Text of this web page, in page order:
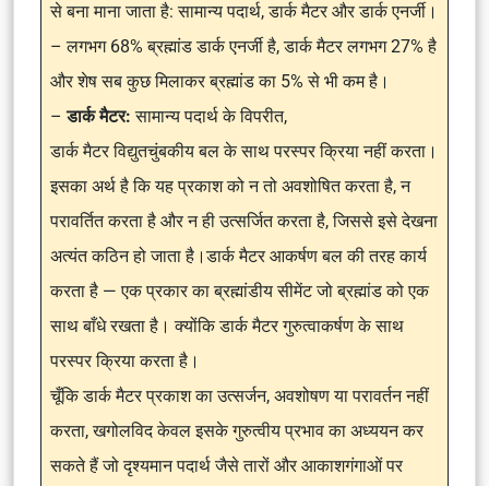
से बना माना जाता है: सामान्य पदार्थ, डार्क मैटर और डार्क एनर्जी।
– लगभग 68% ब्रह्मांड डार्क एनर्जी है, डार्क मैटर लगभग 27% है
और शेष सब कुछ मिलाकर ब्रह्मांड का 5% से भी कम है।
–डार्क मैटर:सामान्य पदार्थ के विपरीत,
डार्क मैटर विद्युतचुंबकीय बल के साथ परस्पर क्रिया नहीं करता।
इसका अर्थ है कि यह प्रकाश को न तो अवशोषित करता है, न
परावर्तित करता है और न ही उत्सर्जित करता है, जिससे इसे देखना
अत्यंत कठिन हो जाता है।डार्क मैटर आकर्षण बल की तरह कार्य
करता है — एक प्रकार का ब्रह्मांडीय सीमेंट जो ब्रह्मांड को एक
साथ बाँधे रखता है। क्योंकि डार्क मैटर गुरुत्वाकर्षण के साथ
परस्पर क्रिया करता है।
चूँकि डार्क मैटर प्रकाश का उत्सर्जन, अवशोषण या परावर्तन नहीं
करता, खगोलविद केवल इसके गुरुत्वीय प्रभाव का अध्ययन कर
सकते हैं जो दृश्यमान पदार्थ जैसे तारों और आकाशगंगाओं पर